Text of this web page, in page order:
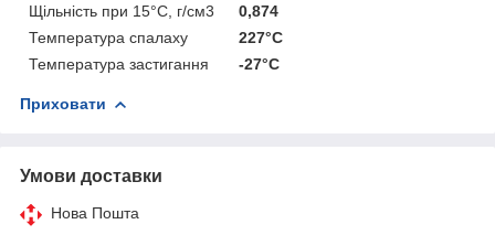
Щільність при 15°C, г/см3
0,874
Температура спалаху
227°C
Температура застигання
-27°C
Приховати
Умови доставки
Нова Пошта